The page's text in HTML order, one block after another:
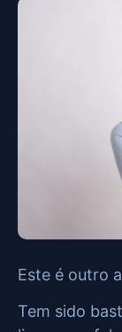
Este é outro
Tem sido